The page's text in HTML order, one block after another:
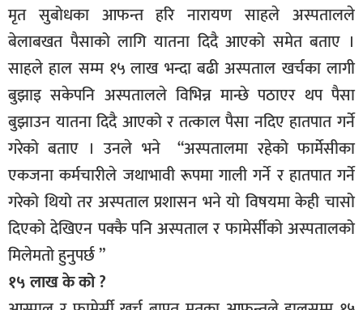
मृत सुबोधका आफन्त हरि नारायण साहले अस्पतालले
बेलाबखत पैसाको लागि यातना दिदै आएको समेत बताए ।
साहले हाल सम्म १५ लाख भन्दा बढी अस्पताल खर्चका लागी
बुझाइ सकेपनि अस्पतालले विभिन्न मान्छे पठाएर थप पैसा
बुझाउन यातना दिदै आएको र तत्काल पैसा नदिए हातपात गर्ने
गरेको बताए । उनले भने “अस्पतालमा रहेको फार्मेसीका
एकजना कर्मचारीले जथाभावी रूपमा गाली गर्ने र हातपात गर्ने
गरेको थियो तर अस्पताल प्रशासन भने यो विषयमा केही चासो
दिएको देखिएन पक्कै पनि अस्पताल र फामेर्सीको अस्पतालको
मिलेमतो हुनुपर्छ ”
१५ लाख के को ?